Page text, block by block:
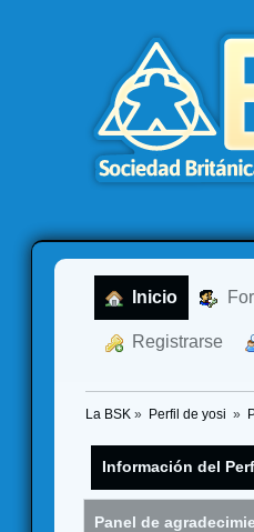
Inicio
Registrarse
La BSK » Perfil de yosi »
Información del
Panel de